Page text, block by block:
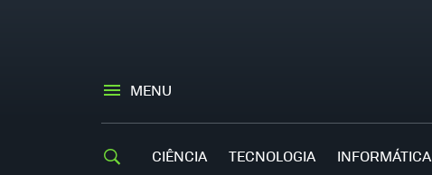
MENU
CIÊNCIA TECNOLOGIA INFORMÁTICA